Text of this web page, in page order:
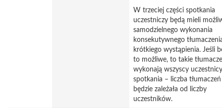
W trzeciej części spotkania
uczestniczy będą mieli
samodzielnego wykonania
konsekutywnego
krótkiego wystąpienia. Jeśli
to możliwe, to takie
wykonają wszyscy uczestnicy
spotkania – liczba tłumaczeń
będzie zależała od liczby
uczestników.